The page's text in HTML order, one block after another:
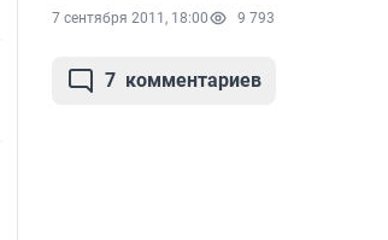
7 сентября 2011, 18:00 9 793
7 комментариев